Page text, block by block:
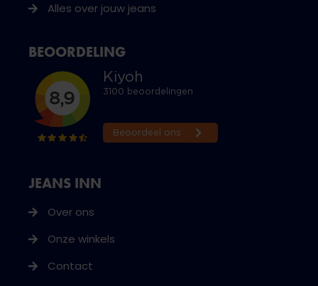
JEANS INN
Over ons
Onze winkels
Contact
Alles over jouw jeans
BEOORDELING